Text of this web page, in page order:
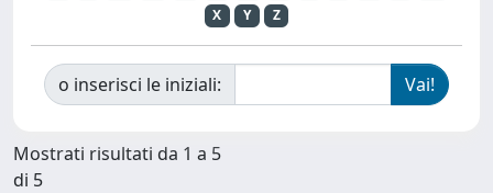
X
Y Z
o inserisci le iniziali:
Mostrati risultati da 1 a 5
di 5